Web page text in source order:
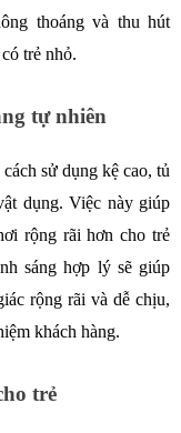
thoáng và thu hút
trẻ nhỏ.
tự nhiên
sử dụng kệ cao, tủ
dụng. Việc này giúp
rộng rãi hơn cho trẻ
sáng hợp lý sẽ giúp
rộng rãi và dễ chịu,
khách hàng.
trẻ